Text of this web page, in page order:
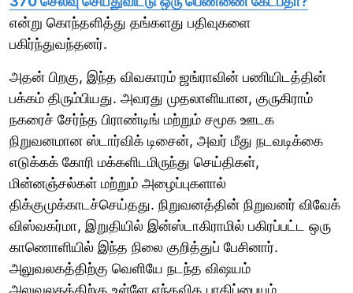
என்று கொந்தளித்து தங்களது பதிவுகளை
பகிர்ந்துவந்தனர்.
அதன் பிறகு, இந்த விவகாரம் ஜங்ராவின் பணியிடத்தின்
பக்கம் திரும்பியது. அவரது முதலாளியான, குருகிராம்
நகரைச் சேர்ந்த பிராண்டிங் மற்றும் சமூக ஊடக
நிறுவனமான ஸ்டார்விக் டிசைன், அவர் மீது நடவடிக்கை
எடுக்கக் கோரி மக்களிடமிருந்து செய்திகள்,
மின்னஞ்சல்கள் மற்றும் அழைப்புகளால்
திக்குமுக்காடச்செய்தது. நிறுவனத்தின் நிறுவனர் விவேக்
விஸ்வகர்மா, இறுதியில் இன்ஸ்டாகிராமில் பகிரப்பட்ட ஒரு
காணொளியில் இந்த நிலை குறித்துப் பேசினார்.
அலுவலகத்திற்கு வெளியே நடந்த விஷயம்
அலுவலகத்திற்கு உள்ளே எந்தவித பாதிப்பையும்